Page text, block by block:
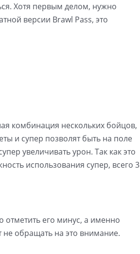
Хотя первым делом, нужно
версии Brawl Pass, это
комбинация нескольких бойцов,
и супер позволят быть на поле
увеличивать урон. Так как это
использования супер, всего 3
отметить его минус, а именно
не обращать на это внимание.